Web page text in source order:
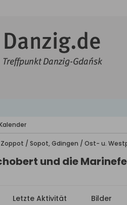
Zoppot / Sopot, Gdingen / Ost- u.
und die
Letzte Aktivität Bilder